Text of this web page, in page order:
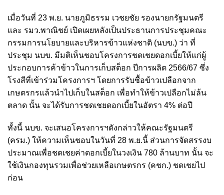
เมื่อวันที่ 23 พ.ย. นายภูมิธรรม เวชยชัย รองนายกรัฐมนตรี
และ รมว.พาณิชย์ เปิดเผยหลังเป็นประธานการประชุมคณะ
กรรมการนโยบายและบริหารข้าวแห่งชาติ (นบข.) ว่า ที่
ประชุม นบข. มีมติเห็นชอบโครงการชดเชยดอกเบี้ยให้แก่ผู้
ประกอบการค้าข้าวในการเก็บสต็อก ปีการผลิต 2566/67 ซึ่ง
โรงสีที่เข้าร่วมโครงการฯ โดยการรับซื้อข้าวเปลือกจาก
เกษตรกรแล้วนำไปเก็บในสต็อก เพื่อทำให้ข้าวเปลือกไม่ล้น
ตลาด นั้น จะได้รับการชดเชยดอกเบี้ยในอัตรา 4% ต่อปี
ทั้งนี้ นบข. จะเสนอโครงการฯดังกล่าวให้คณะรัฐมนตรี
(ครม.) ให้ความเห็นชอบในวันที่ 28 พ.ย.นี้ ส่วนการจัดสรรงบ
ประมาณเพื่อชดเชยค่าดอกเบี้ยในวงเงิน 780 ล้านบาท นั้น จะ
ใช้เงินกองทุนรวมเพื่อช่วยเหลือเกษตรกร (คชก.) ชดเชยไป
ก่อน